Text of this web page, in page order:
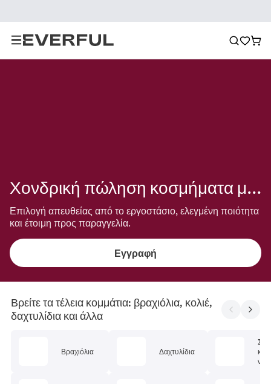
Χονδρική πώληση κοσμήματα μελισσών
Επιλογή απευθείας από το εργοστάσιο, ελεγμένη ποιότητα
και έτοιμη προς παραγγελία.
Εγγραφή
Βρείτε τα τέλεια κομμάτια: βραχιόλια, κολιέ,
δαχτυλίδια και άλλα
Βραχιόλια Δαχτυλίδια
Σετ
ν